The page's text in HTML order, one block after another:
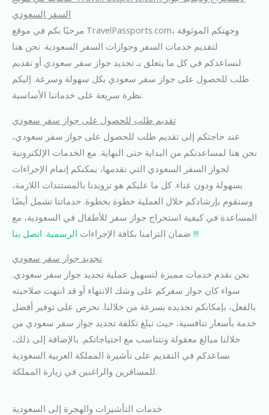
السفر السعودي
مرحبًا بكم في موقع TravelPassports.com، وجهتكم الموثوقة
لتقديم خدمات السفر وجوازات السفر السعودية. نحن هنا
لنساعدكم في كل ما يتعلق بـ تجديد جواز سفر سعودي أو تقديم
طلب للحصول على جواز سفر سعودي بكل سهولة وسرعة. إليكم
نظرة سريعة على خدماتنا الأساسية.
تقديم طلب للحصول على جواز سفر سعودي
عند حاجتكم إلى تقديم طلب للحصول على جواز سفر سعودي،
نحن هنا لمساعدتكم من البداية حتى النهاية. مع الخدمات الإلكترونية
لجواز السفر السعودي التي نقدمها، يمكنكم إتمام الإجراءات
بسهولة ودون عناء. كل ما عليكم هو تزويدنا بالمستندات اللازمة،
وسنقوم بإرشادكم خلال العملية خطوة بخطوة. خدماتنا تشمل أيضًا
المساعدة في كيفية استخراج جواز سفر للأطفال في السعودية، مع
ضمان التزامنا بكافة الإجراءات الرسمية. اتصل بنا !!!
تجديد جواز سفر سعودي
نحن نقدم خدمات مميزة لتسهيل عملية تجديد جواز سفر سعودي.
سواء كان جواز سفركم على وشك الانتهاء أو قد انتهت صلاحيته
بالفعل، بإمكانكم تجديده بسرعة من خلالنا. نحرص على توفير أفضل
خدمة بأسعار تنافسية، حيث تبلغ تكلفة تجديد جواز سفر سعودي من
خلالنا مبالغ معقولة وتتناسب مع احتياجاتكم. بالإضافة إلى ذلك،
نساعدكم في التقديم على تأشيرة المملكة العربية السعودية
للمسافرين والراغبين في زيارة المملكة.
خدمات التأشيرات والهجرة إلى السعودية